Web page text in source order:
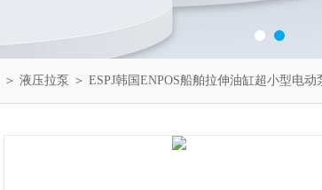
＞ 液压拉泵 ＞ ESPJ韩国ENPOS船舶拉伸油缸超小型电动